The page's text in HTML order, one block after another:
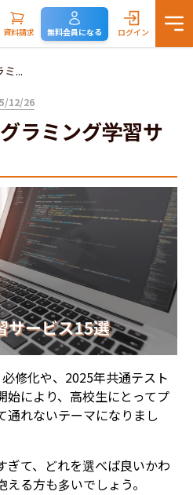
資料請求 無料会員になる ログイン
...
12/26
ラミング学習サ
修化や、2025年共通テスト
始により、高校生にとってプ
通れないテーマになりまし
ぎて、どれを選べば良いかわ
る方も多いでしょう。